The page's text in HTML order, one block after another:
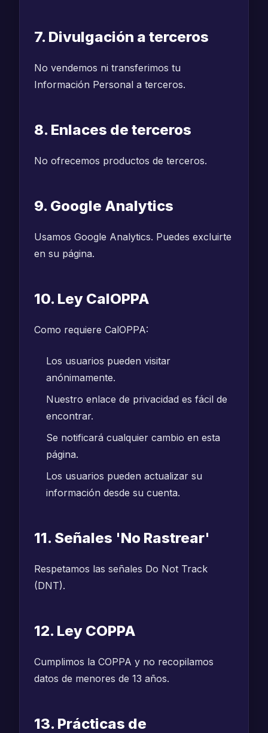
7. Divulgación a terceros
No vendemos ni transferimos tu
Información Personal a terceros.
8. Enlaces de terceros
No ofrecemos productos de terceros.
9. Google Analytics
Usamos Google Analytics. Puedes excluirte
en su página.
10. Ley CalOPPA
Como requiere CalOPPA:
Los usuarios pueden visitar
anónimamente.
Nuestro enlace de privacidad es fácil de
encontrar.
Se notificará cualquier cambio en esta
página.
Los usuarios pueden actualizar su
información desde su cuenta.
11. Señales 'No Rastrear'
Respetamos las señales Do Not Track
(DNT).
12. Ley COPPA
Cumplimos la COPPA y no recopilamos
datos de menores de 13 años.
13. Prácticas de